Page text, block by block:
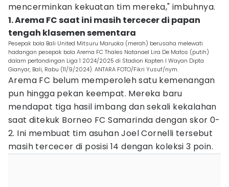
mencerminkan kekuatan tim mereka," imbuhnya.
1. Arema FC saat ini masih tercecer di papan
tengah klasemen sementara
Pesepak bola Bali United Mitsuru Maruoka (merah) berusaha melewati
hadangan pesepak bola Arema FC Thales Natanael Lira De Matos (putih)
dalam pertandingan Liga 1 2024/2025 di Stadion Kapten I Wayan Dipta
Gianyar, Bali, Rabu (11/9/2024). ANTARA FOTO/Fikri Yusuf/nym.
Arema FC belum memperoleh satu kemenangan
pun hingga pekan keempat. Mereka baru
mendapat tiga hasil imbang dan sekali kekalahan
saat ditekuk Borneo FC Samarinda dengan skor 0-
2. Ini membuat tim asuhan Joel Cornelli tersebut
masih tercecer di posisi 14 dengan koleksi 3 poin.